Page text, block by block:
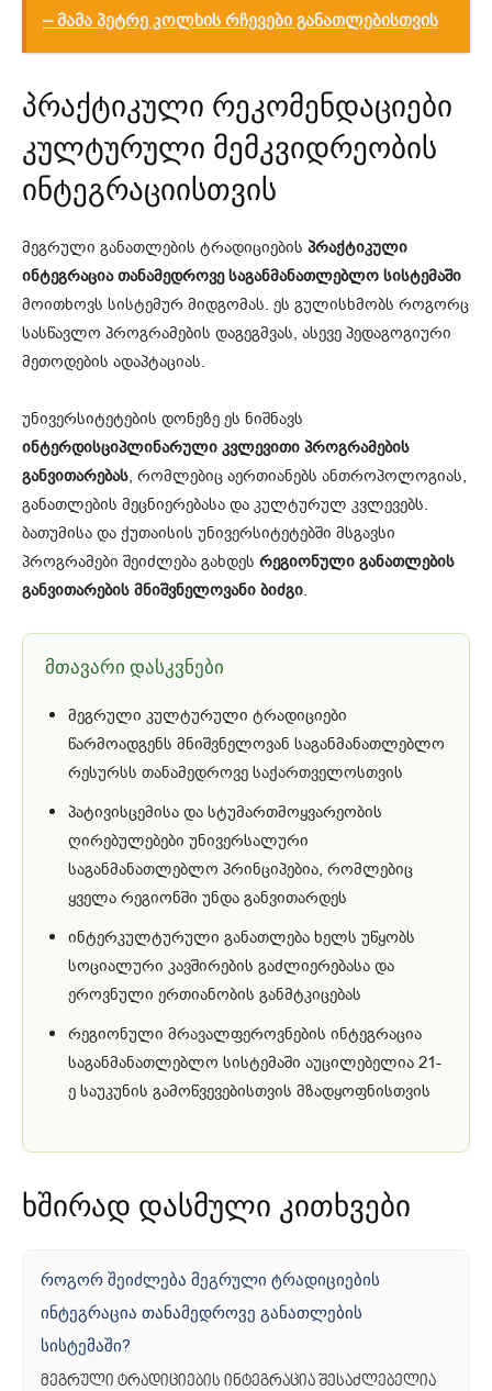
– მამა პეტრე კოლხის რჩევები განათლებისთვის
პრაქტიკული რეკომენდაციები
კულტურული მემკვიდრეობის
ინტეგრაციისთვის
მეგრული განათლების ტრადიციების პრაქტიკული
ინტეგრაცია თანამედროვე საგანმანათლებლო სისტემაში
მოითხოვს სისტემურ მიდგომას. ეს გულისხმობს როგორც
სასწავლო პროგრამების დაგეგმვას, ასევე პედაგოგიური
მეთოდების ადაპტაციას.
უნივერსიტეტების დონეზე ეს ნიშნავს
ინტერდისციპლინარული კვლევითი პროგრამების
განვითარებას, რომლებიც აერთიანებს ანთროპოლოგიას,
განათლების მეცნიერებასა და კულტურულ კვლევებს.
ბათუმისა და ქუთაისის უნივერსიტეტებში მსგავსი
პროგრამები შეიძლება გახდეს რეგიონული განათლების
განვითარების მნიშვნელოვანი ბიძგი.
მთავარი დასკვნები
მეგრული კულტურული ტრადიციები
წარმოადგენს მნიშვნელოვან საგანმანათლებლო
რესურსს თანამედროვე საქართველოსთვის
პატივისცემისა და სტუმართმოყვარეობის
ღირებულებები უნივერსალური
საგანმანათლებლო პრინციპებია, რომლებიც
ყველა რეგიონში უნდა განვითარდეს
ინტერკულტურული განათლება ხელს უწყობს
სოციალური კავშირების გაძლიერებასა და
ეროვნული ერთიანობის განმტკიცებას
რეგიონული მრავალფეროვნების ინტეგრაცია
საგანმანათლებლო სისტემაში აუცილებელია 21-
ე საუკუნის გამოწვევებისთვის მზადყოფნისთვის
ხშირად დასმული კითხვები
როგორ შეიძლება მეგრული ტრადიციების
ინტეგრაცია თანამედროვე განათლების
სისტემაში?
მეგრული ტრადიციების ინტეგრაცია შესაძლებელია